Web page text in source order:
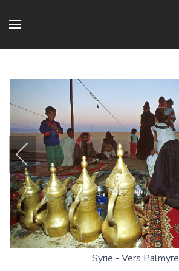
Syrie - Vers Palmyre